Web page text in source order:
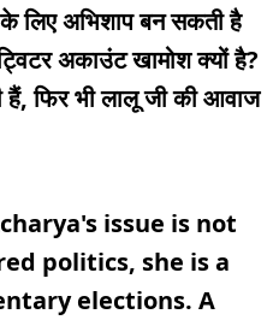
लिए अभिशाप बन सकती है
अकाउंट खामोश क्यों है?
हैं, फिर भी लालू जी की आवाज
issue is not
politics, she is a
elections. A